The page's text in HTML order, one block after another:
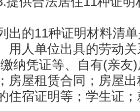
出的11种证明材料清
用人单位出具的劳动
纳凭证等、自有(亲友
房屋租赁合同；房屋
住宿证明等；学生证